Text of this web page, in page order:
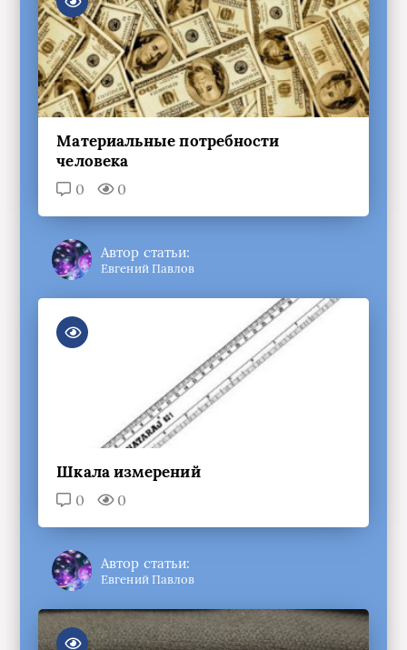
Материальные потребности
человека
0 0
Автор статьи:
Евгений Павлов
Шкала измерений
0 0
Автор статьи:
Евгений Павлов